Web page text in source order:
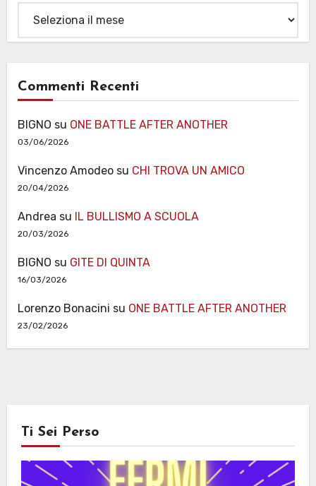
Commenti Recenti
BIGNO su ONE BATTLE AFTER ANOTHER
03/06/2026
Vincenzo Amodeosu CHI TROVA UN AMICO
20/04/2026
Andrea su IL BULLISMO A SCUOLA
20/03/2026
BIGNO su GITE DI QUINTA
16/03/2026
Lorenzo Bonacini su ONE BATTLE AFTER ANOTHER
23/02/2026
Ti Sei Perso